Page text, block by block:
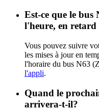
Est-ce que le
l'heure, en retard
Vous pouvez suivre
les mises à jour en
l'horaire du bus N63
l'appli.
Quand le
arrivera-t-il?